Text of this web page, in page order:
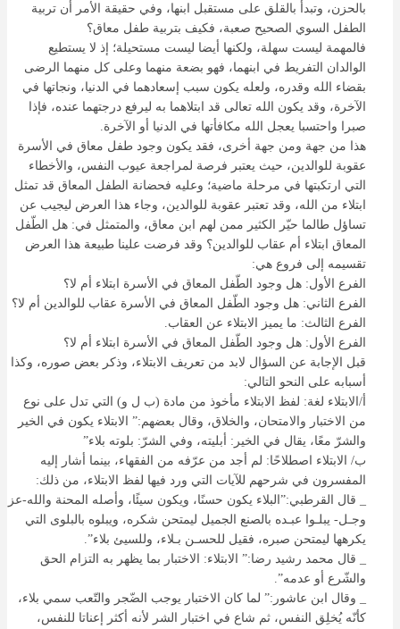
بالحزن، وتبدأ بالقلق على مستقبل ابنها، وفي حقيقة الأمر أن تربية
الطفل السوي الصحيح صعبة، فكيف بتربية طفل معاق؟
فالمهمة ليست سهلة، ولكنها أيضا ليست مستحيلة؛ إذ لا يستطيع
الوالدان التفريط في ابنهما، فهو بضعة منهما وعلى كل منهما الرضى
بقضاء الله وقدره، ولعله يكون سبب إسعادهما في الدنيا، ونجاتها في
الآخرة، وقد يكون الله تعالى قد ابتلاهما به ليرفع درجتهما عنده، فإذا
صبرا واحتسبا يعجل الله مكافأتها في الدنيا أو الآخرة.
هذا من جهة ومن جهة أخرى، فقد يكون وجود طفل معاق في الأسرة
عقوبة للوالدين، حيث يعتبر فرصة لمراجعة عيوب النفس، والأخطاء
التي ارتكبتها في مرحلة ماضية؛ وعليه فحضانة الطفل المعاق قد تمثل
ابتلاء من الله، وقد تعتبر عقوبة للوالدين، وجاء هذا العرض ليجيب عن
تساؤل طالما حيّر الكثير ممن لهم ابن معاق، والمتمثل في: هل الطّفل
المعاق ابتلاء أم عقاب للوالدين؟ وقد فرضت علينا طبيعة هذا العرض
تقسيمه إلى فروع هي:
الفرع الأول: هل وجود الطّفل المعاق في الأسرة ابتلاء أم لا؟
الفرع الثاني: هل وجود الطّفل المعاق في الأسرة عقاب للوالدين أم لا؟
الفرع الثالث: ما يميز الابتلاء عن العقاب.
الفرع الأول: هل وجود الطّفل المعاق في الأسرة ابتلاء أم لا؟
قبل الإجابة عن السؤال لابد من تعريف الابتلاء، وذكر بعض صوره، وكذا
أسبابه على النحو التالي:
أ/الابتلاء لغة: لفظ الابتلاء مأخوذ من مادة (ب ل و) التي تدل على نوع
من الاختبار والامتحان، والخلاق، وقال بعضهم:” الابتلاء يكون في الخير
والشرّ معًا، يقال في الخير: أبليته، وفي الشرّ: بلوته بلاء”
ب/ الابتلاء اصطلاحًا: لم أجد من عرّفه من الفقهاء، بينما أشار إليه
المفسرون في شرحهم للآيات التي ورد فيها لفظ الابتلاء، من ذلك:
_ قال القرطبي:”البلاء يكون حسنًا، ويكون سيئًا، وأصله المحنة والله-عز
وجـل- يبلـوا عبـده بالصنع الجميل ليمتحن شكره، ويبلوه بالبلوى التي
يكرهها ليمتحن صبره، فقيل للحسـن بـلاء، وللسيئ بلاء”.
_ قال محمد رشيد رضا:” الابتلاء: الاختبار بما يظهر به التزام الحق
والشّرع أو عدمه”.
_ وقال ابن عاشور:” لما كان الاختبار يوجب الضّجر والتّعب سمي بلاء،
كأنّه يُخلِق النفس، ثم شاع في اختبار الشر لأنه أكثر إعناتا للنفس،